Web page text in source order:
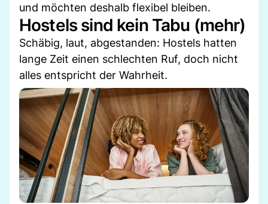
und möchten deshalb flexibel bleiben.
Hostels sind kein Tabu (mehr)
Schäbig, laut, abgestanden: Hostels hatten
lange Zeit einen schlechten Ruf, doch nicht
alles entspricht der Wahrheit.